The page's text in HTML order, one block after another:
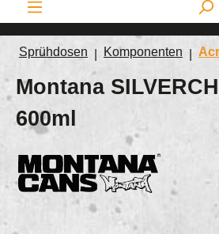
Sprühdosen Komponenten
Montana
600ml